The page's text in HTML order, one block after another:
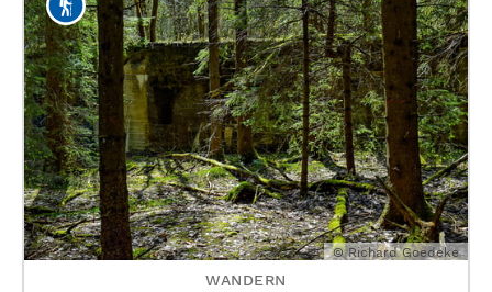
© Richard Goedeke
WANDERN